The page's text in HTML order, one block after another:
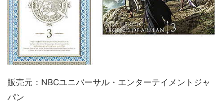
販売元：NBCユニバーサル・エンターテイメントジャ
パン